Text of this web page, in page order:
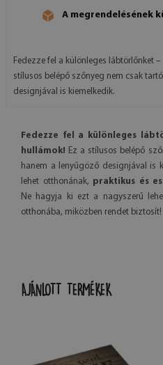
A megrendelésének
Fedezze fel a különleges lábtörlőnket
stílusos belépő szőnyeg nem csak
designjával is kiemelkedik.
Fedezze fel a különleges
hullámok! Ez a stílusos belépő
hanem a lenyűgöző designjával is
lehet otthonának, praktikus és
Ne hagyja ki ezt a nagyszerű
otthonába, miközben rendet biztosít!
AJÁNLOTT TERMÉKEK